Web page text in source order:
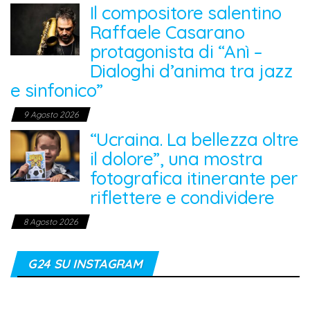
Il compositore salentino
Raffaele Casarano
protagonista di “Anì –
Dialoghi d’anima tra jazz
e sinfonico”
9 Agosto 2026
“Ucraina. La bellezza oltre
il dolore”, una mostra
fotografica itinerante per
riflettere e condividere
8 Agosto 2026
G24 SU INSTAGRAM